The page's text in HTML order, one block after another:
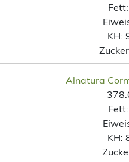
Fett:
KH:
Alnatura
Fett:
KH: